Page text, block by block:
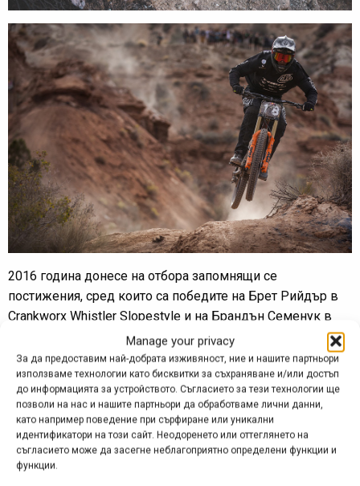
Manage your privacy
За да предоставим най-добрата изживяност, ние и нашите партньори
използваме технологии като бисквитки за съхраняване и/или достъп
до информацията за устройството. Съгласието за тези технологии ще
позволи на нас и нашите партньори да обработваме лични данни,
като например поведение при сърфиране или уникални
идентификатори на този сайт. Неодоренето или оттеглянето на
съгласието може да засегне неблагоприятно определени функции и
функции.
2016 година донесе на отбора запомнящи се
постижения, сред които са победите на Брет Рийдър в
Crankworx Whistler Slopestyle и на Брандън Семенук в
Red Bull Rampage. Това ще са две от многото събития,
върху които тимът ще се фокусира и през сезон 2017.
За тази година в С3 влиза и нов колоездач –
изгряващата звезда от Швеция Емил Йохансон. С
четвъртото си място в слоупстайл състезанието
Crankworx Whistler 17-годишният младеж показа, че е
готов да се изкачи до следващото ниво и не крие